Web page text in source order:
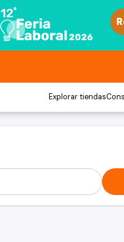
Explorar tiendas